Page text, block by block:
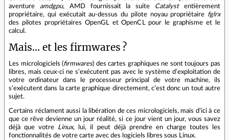
aventure amdgpu, AMD fournissait la suite Catalystentièrement
propriétaire, qui exécutait au-dessus du pilote noyau propriétaire fglrx
des pilotes propriétaires OpenGL et OpenCL pour le graphisme et le
calcul.
Mais… et les firmwares ?
Les micrologiciels (firmwares) des cartes graphiques ne sont toujours pas
libres, mais ceux-ci ne s’exécutent pas avec le système d’exploitation de
votre ordinateur dans le processeur principal de votre machine, ils
s’exécutent dans la carte graphique directement, c’est donc un tout autre
sujet.
Certains réclament aussi la libération de ces micrologiciels, mais d’ici à ce
que ce rêve devienne un jour réalité, si ce jour vient un jour, vous savez
déjà que votre Linux, lui, il peut déjà prendre en charge toutes les
fonctionnalités de votre carte avec des logiciels libres sous Linux.